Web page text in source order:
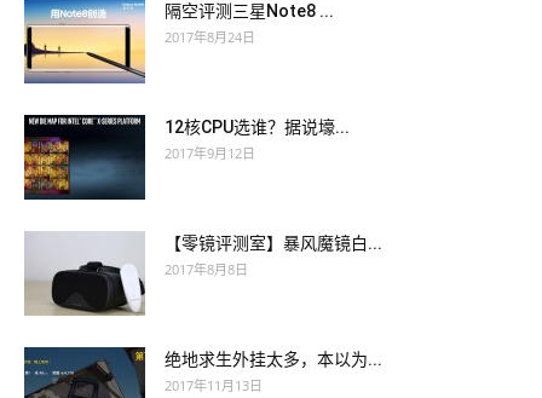
隔空评测三星Note8 ...
2017年8月24日
12核CPU选谁？据说壕...
2017年9月12日
【零镜评测室】暴风魔镜白...
2017年8月8日
绝地求生外挂太多，本以为...
2017年11月13日